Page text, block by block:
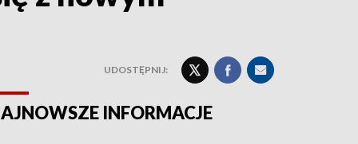
UDOSTĘPNIJ:
INFORMACJE